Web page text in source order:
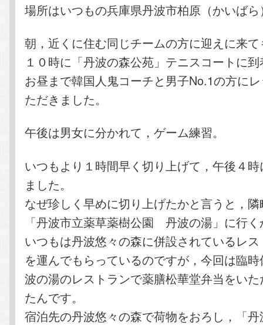
場所はいつもの兵庫県丹波市柏原（かいば
朝，近くに住む同じチームの方に迎えに来
１０時に「丹波の森公苑」テニスコートに
お昼まで韓国人鬼コーチと男子No.1の方に
ただきました。
午後は男女に分かれて，ゲーム練習。
いつもより１時間早く切り上げて，午後４
ました。
なぜ珍しく早めに切り上げたかと言うと，
「丹波市立薬草薬樹公園 丹波の湯」に行
いつもは丹波悠々の森に併設されているレ
を運んでもらっているのですが，今回は臨
波の湯のレストランで薬膳松華堂弁当をい
たんです。
宿泊先の丹波悠々の森で荷物をおろし，「